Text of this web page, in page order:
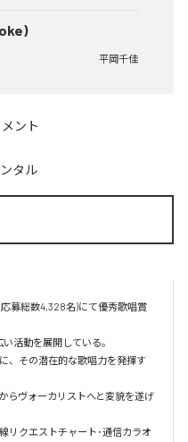
平岡千佳
ント
タル
募総数4,328名)にて優秀歌唱賞
活動を展開している。
、その潜在的な歌唱力を発揮す
らヴォーカリストへと変貌を遂げ
リクエストチャート･通信カラオ